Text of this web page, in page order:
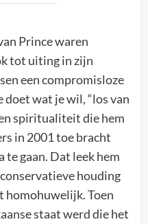
Prince waren
tot uiting in zijn
een compromisloze
wat je wil, “los van
spiritualiteit die hem
in 2001 toe bracht
te gaan. Dat leek hem
houding
homohuwelijk. Toen
staat werd die het